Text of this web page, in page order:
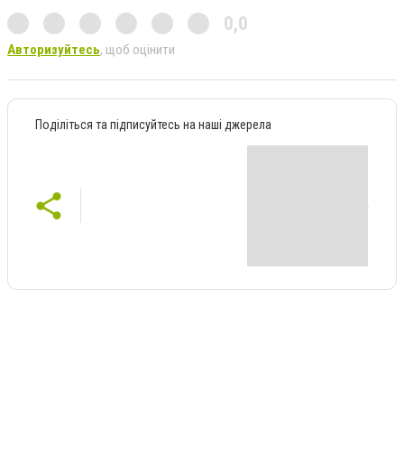
0,0
Авторизуйтесь, щоб оцінити
Поділіться та підписуйтесь на наші джерела